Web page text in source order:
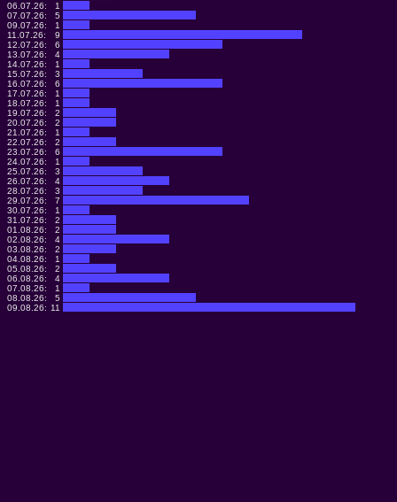
06.07.26:
1
07.07.26:
5
09.07.26:
1
11.07.26:
9
12.07.26:
6
13.07.26:
4
14.07.26:
1
15.07.26:
3
16.07.26:
6
17.07.26:
1
18.07.26:
1
19.07.26:
2
20.07.26:
2
21.07.26:
1
22.07.26:
2
23.07.26:
6
24.07.26:
1
25.07.26:
3
26.07.26:
4
28.07.26:
3
29.07.26:
7
30.07.26:
1
31.07.26:
2
01.08.26:
2
02.08.26:
4
03.08.26:
2
04.08.26:
1
05.08.26:
2
06.08.26:
4
07.08.26:
1
08.08.26:
5
09.08.26: 11